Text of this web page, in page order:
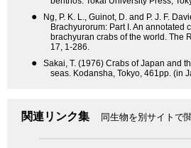
●
Ng, P. K. L., Guinot, D. and P. J. F.
Brachyurorum: Part I. An annotated
brachyuran crabs of the world. The
17, 1-286.
●
Sakai, T. (1976) Crabs of Japan and
seas. Kodansha, Tokyo, 461pp. (in
関連リンク集 同生物を別サイトで